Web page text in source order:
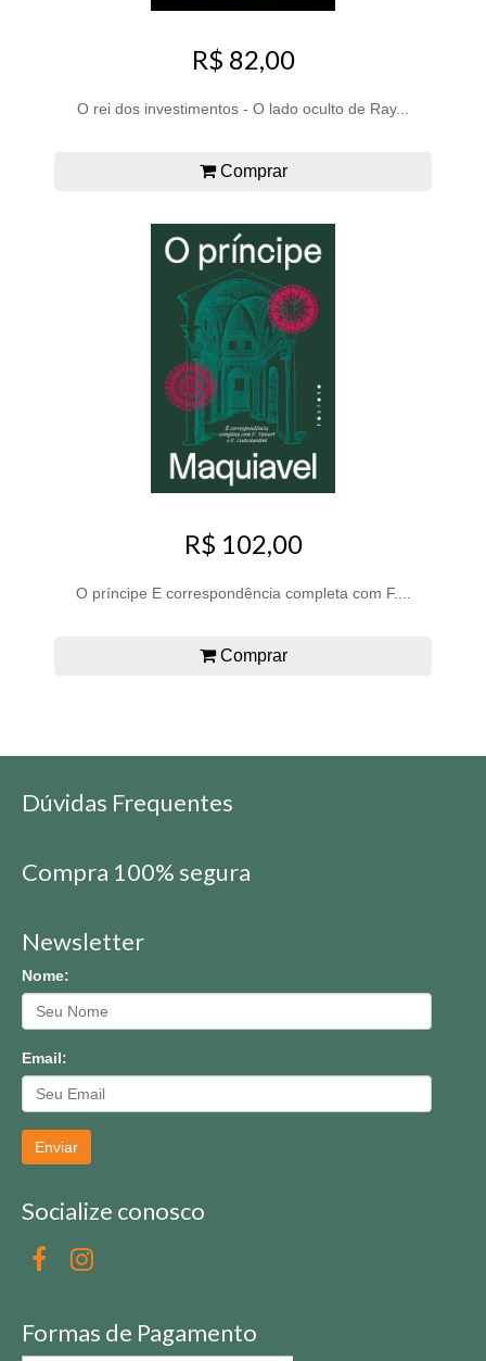
R$ 82,00
O rei dos investimentos - O lado oculto de Ray...
Comprar
R$ 102,00
O príncipe E correspondência completa com F....
Comprar
Dúvidas Frequentes
Compra 100% segura
Newsletter
Nome:
Email:
Enviar
Socialize conosco
Formas de Pagamento